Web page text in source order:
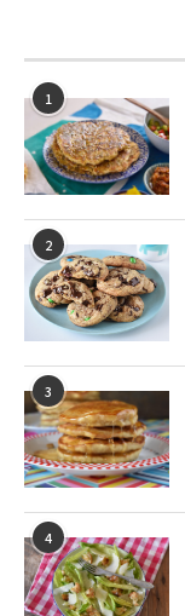
1
2
3
4